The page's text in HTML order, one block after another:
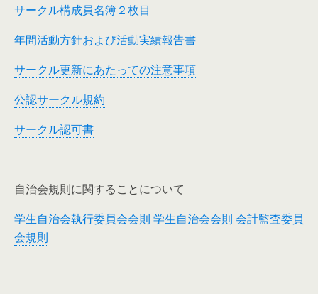
サークル構成員名簿２枚目
年間活動方針および活動実績報告書
サークル更新にあたっての注意事項
公認サークル規約
サークル認可書
自治会規則に関することについて
学生自治会執行委員会会則 学生自治会会則 会計監査委員
会規則